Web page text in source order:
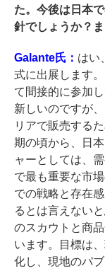
た。今後は日本
針でしょうか？
Galante氏： はい
式に出展します
て間接的に参加
新しいのですが
リアで販売する
期の頃から、日
ャーとしては、
で最も重要な市
での戦略と存在
るとは言えない
のスカウトと商
います。目標は
化し、現地のパ